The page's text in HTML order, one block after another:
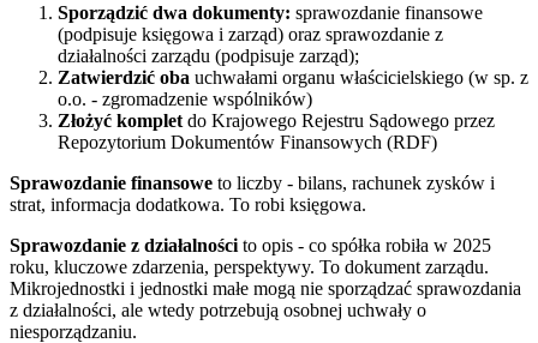
Sporządzić dwa dokumenty: sprawozdanie finansowe
(podpisuje księgowa i zarząd) oraz sprawozdanie z
działalności zarządu (podpisuje zarząd);
Zatwierdzić oba uchwałami organu właścicielskiego (w sp. z
o.o. - zgromadzenie wspólników)
Złożyć komplet do Krajowego Rejestru Sądowego przez
Repozytorium Dokumentów Finansowych (RDF)
Sprawozdanie finansowe to liczby - bilans, rachunek zysków i
strat, informacja dodatkowa. To robi księgowa.
Sprawozdanie z działalności to opis - co spółka robiła w 2025
roku, kluczowe zdarzenia, perspektywy. To dokument zarządu.
Mikrojednostki i jednostki małe mogą nie sporządzać sprawozdania
z działalności, ale wtedy potrzebują osobnej uchwały o
niesporządzaniu.